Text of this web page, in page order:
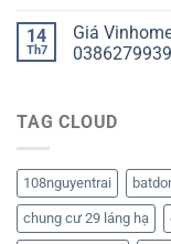
14
Th7
Giá
0386279939
TAG CLOUD
108nguyentrai
chung cư 29 láng hạ